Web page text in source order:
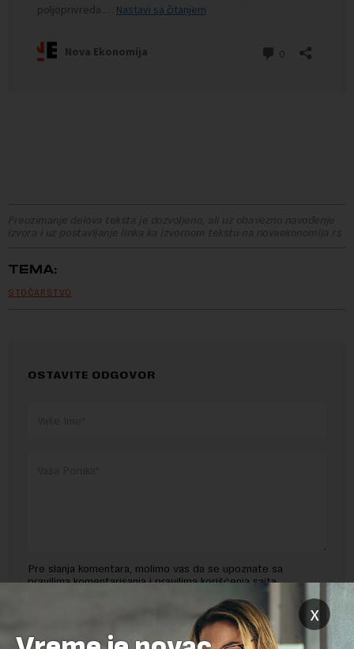
Preuzimanje delova teksta je dozvoljeno, ali uz obavezno navođenje
izvora i uz postavljanje linka ka izvornom tekstu na novaekonomija.rs
TEMA:
STOČARSTVO
OSTAVITE ODGOVOR
Pre slanja komentara, molimo vas da se upoznate sa
pravilima komentarisanja i pravilima korišćenja sajta.
Sajt je zaštićen pomocu reCaptcha i Google.Google Politika
Google Uslovi Korišćenjasu primenjeni.
x